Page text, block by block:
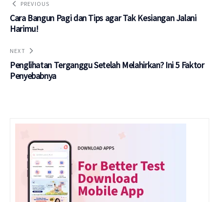
PREVIOUS
Cara Bangun Pagi dan Tips agar Tak Kesiangan Jalani
Harimu!
NEXT
Penglihatan Terganggu Setelah Melahirkan? Ini 5 Faktor
Penyebabnya